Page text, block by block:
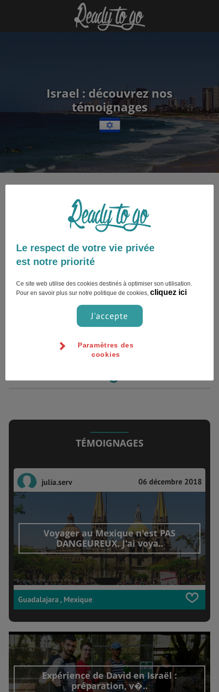
Israel : découvrez nos
témoignages
dan Cohen
19 mai 2016
Super destination pour kiffer! Je
1
TÉMOIGNAGES
julia.serv 06 décembre 2018
Voyager au Mexique n'est PAS
DANGEUREUX. J'ai voya..
Guadalajara , Mexique
Expérience de David en Israël :
préparation, v�..
Le respect de votre vie privée
est notre priorité
Ce site web utilise des cookies destinés à optimiser son utilisation.
Pour en savoir plus sur notre politique de cookies,cliquez ici
J'accepte
Paramètres des
cookies